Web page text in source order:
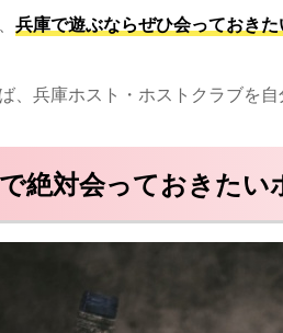
兵庫で遊ぶならぜひ会っておき
、兵庫ホスト・ホストクラブを
絶対会っておきたい